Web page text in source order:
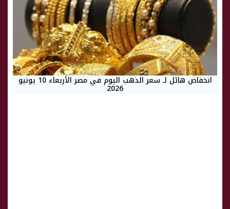
انخفاض هائل لـ سعر الذهب اليوم في مصر الأربعاء 10 يونيو
2026